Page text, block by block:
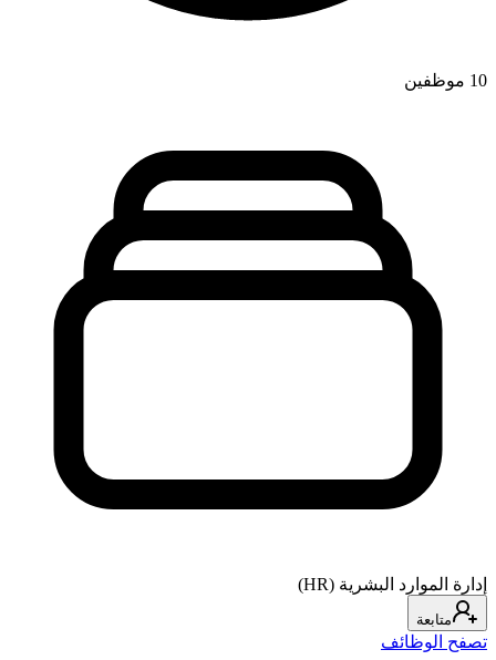
10 موظفين
إدارة الموارد البشرية (HR)
متابعة
تصفح الوظائف